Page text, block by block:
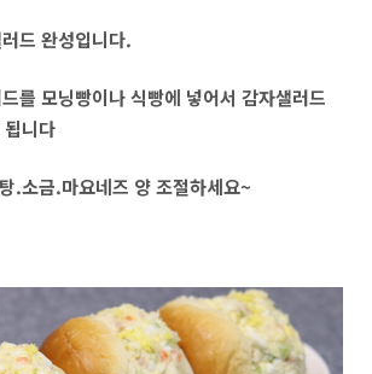
드 완성입니다.
를 모닝빵이나 식빵에 넣어서 감자샐러드
니다
.소금.마요네즈 양 조절하세요~